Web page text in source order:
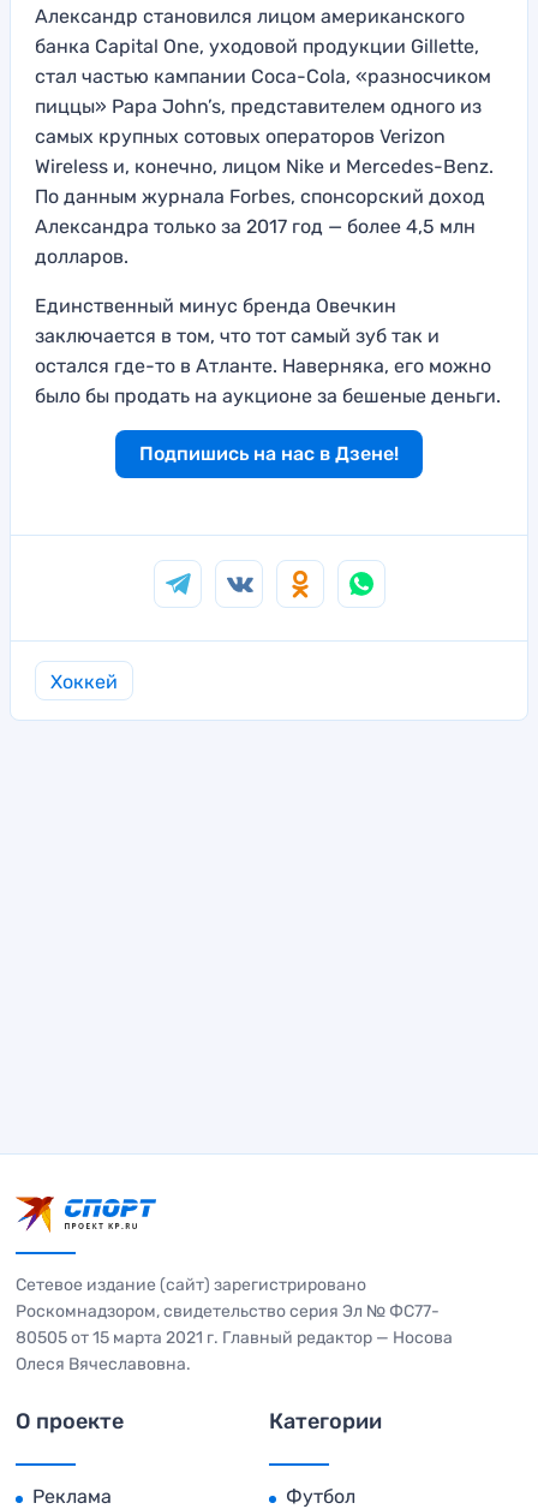
Александр становился лицом американского
банка Capital One, уходовой продукции Gillette,
стал частью кампании Coca-Cola, «разносчиком
пиццы» Papa John’s, представителем одного из
самых крупных сотовых операторов Verizon
Wireless и, конечно, лицом Nike и Mercedes-Benz.
По данным журнала Forbes, спонсорский доход
Александра только за 2017 год — более 4,5 млн
долларов.
Единственный минус бренда Овечкин
заключается в том, что тот самый зуб так и
остался где-то в Атланте. Наверняка, его можно
было бы продать на аукционе за бешеные деньги.
Подпишись на нас в Дзене!
Хоккей
Сетевое издание (сайт) зарегистрировано
Роскомнадзором, свидетельство серия Эл № ФС77-
80505 от 15 марта 2021 г. Главный редактор — Носова
Олеся Вячеславовна.
О проекте
Реклама
Категории
Футбол